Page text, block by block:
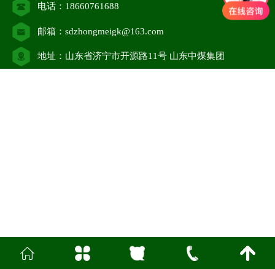
电话：18660761688
邮箱：sdzhongmeigk@163.com
地址：山东省济宁市开源路11号 山东中煤集团